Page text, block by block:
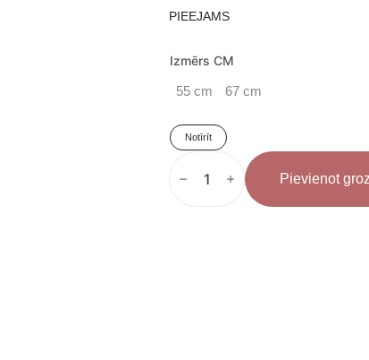
range:
55 €
through
65 €
PIEEJAMS
Izmērs CM
55 cm
67 cm
Notīrīt
Soma
Pievienot